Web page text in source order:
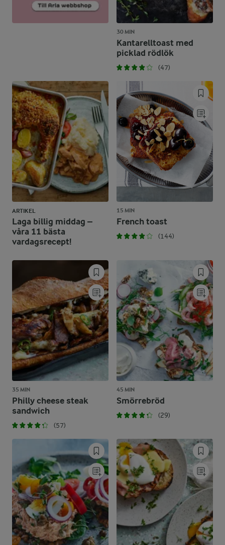
30 MIN
Kantarelltoast med
picklad rödlök
(47)
ARTIKEL
Laga billig middag –
våra 11 bästa
vardagsrecept!
15 MIN
French toast
(144)
35 MIN
Philly cheese steak
sandwich
(57)
45 MIN
Smörrebröd
(29)